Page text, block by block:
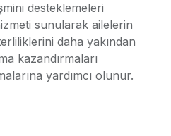
desteklemeleri
sunularak ailelerin
daha yakından
kazandırmaları
yardımcı olunur.